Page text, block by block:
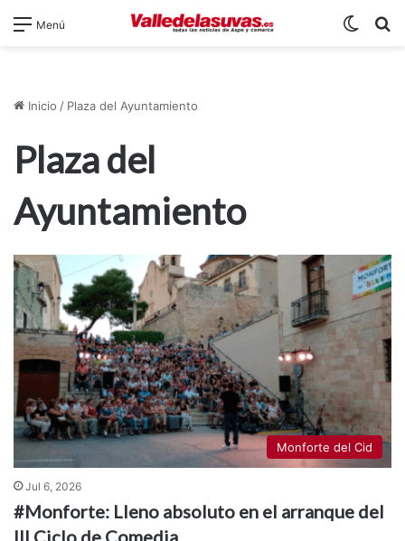
Menú
Inicio / Plaza del Ayuntamiento
Plaza del
Ayuntamiento
Monforte del Cid
Jul 6, 2026
#Monforte: Lleno absoluto en el arranque del
III Ciclo de Comedia